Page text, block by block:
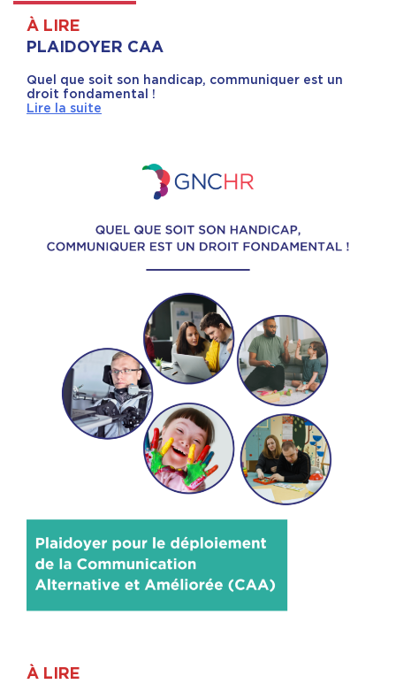
À LIRE
PLAIDOYER CAA
Quel que soit son handicap, communiquer est un
droit fondamental !
Lire la suite
À LIRE